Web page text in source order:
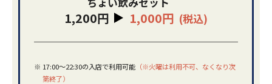
1,200円 1,000円 (税込)
※ 17:00～22:30の入店で利用可能（※火曜は利用不可、なくなり次
第終了）